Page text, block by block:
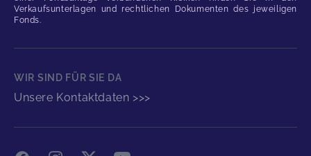
Verkaufsunterlagen und rechtlichen Dokumenten des jeweiligen
Fonds.
WIR SIND FÜR SIE DA
Unsere Kontaktdaten >>>